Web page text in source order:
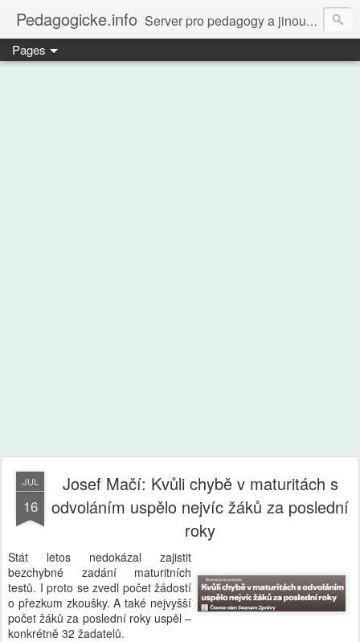
Pedagogicke.info Server pro pedagogy a jinou zvířenu
Pages
JUL
16
Josef Mačí: Kvůli chybě v maturitách s
odvoláním uspělo nejvíc žáků za poslední
roky
Stát letos nedokázal zajistit
bezchybné zadání maturitních
testů. I proto se zvedl počet žádostí
o přezkum zkoušky. A také nejvyšší
počet žáků za poslední roky uspěl –
konkrétně 32 žadatelů.